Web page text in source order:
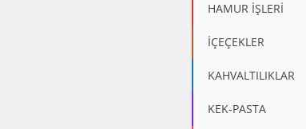
HAMUR İŞLERİ
İÇEÇEKLER
KAHVALTILIKLAR
KEK-PASTA